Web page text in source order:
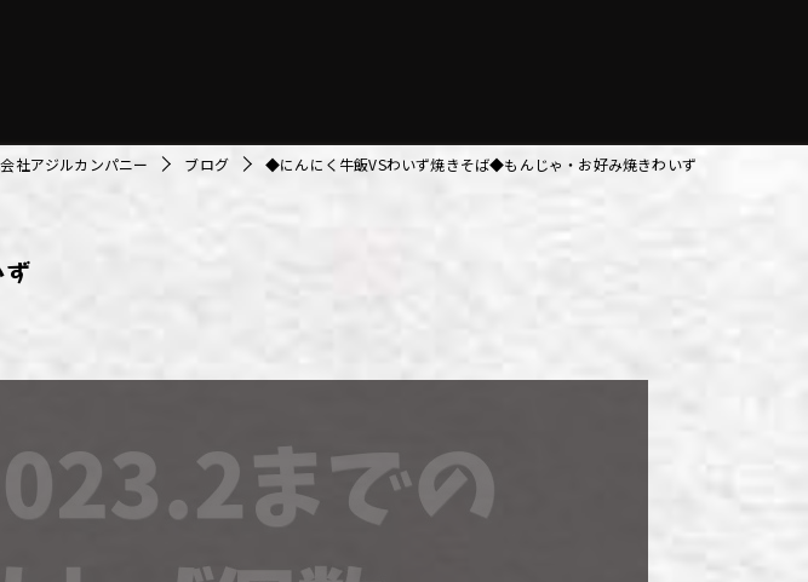
社アジルカンパニー ブログ ◆にんにく牛飯VSわいず焼きそば◆もんじゃ・お好み焼きわいず